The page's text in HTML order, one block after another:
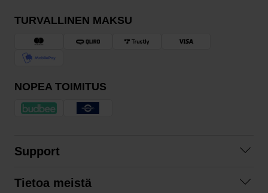
TURVALLINEN MAKSU
NOPEA TOIMITUS
Support
Tietoa meistä